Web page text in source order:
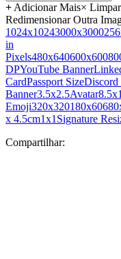
+ Adicionar Mais×
Redimensionar Outra
1024x10243000x3000
in
Pixels480x640600x600
DPYouTube Banner
CardPassport SizeDiscord
Banner3.5x2.5Avatar
Emoji320x320180x60
x 4.5cm1x1 Signature
Compartilhar: